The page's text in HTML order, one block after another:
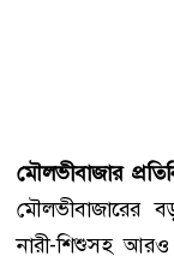
মৌলভীবাজার
মৌলভীবাজারের
নারী-শিশুসহ